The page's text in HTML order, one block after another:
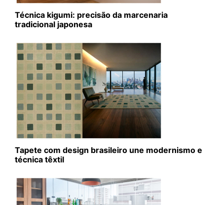
Técnica kigumi: precisão da marcenaria
tradicional japonesa
Tapete com design brasileiro une modernismo e
técnica têxtil